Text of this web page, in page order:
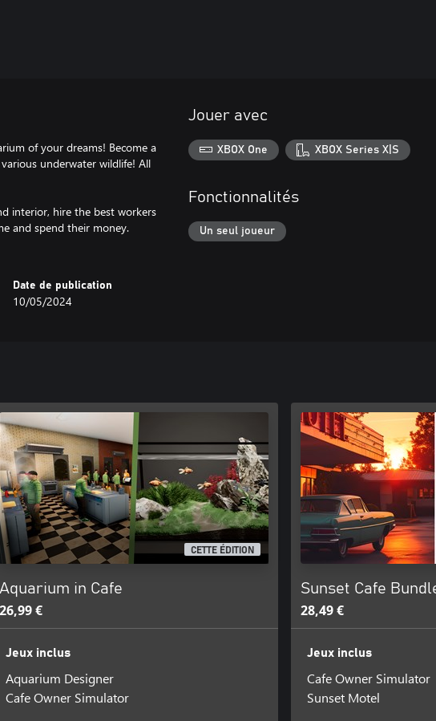
of your dreams! Become a
underwater wildlife! All
interior, hire the best workers
and spend their money.
Date de publication
10/05/2024
Jouer avec
XBOX One XBOX Series X|S
Fonctionnalités
Un seul joueur
CETTE ÉDITION
Aquarium in Cafe
26,99 €
Jeux inclus
Aquarium Designer
Cafe Owner Simulator
Sunset Cafe
28,49 €
Jeux inclus
Cafe Owner Simulator
Sunset Motel